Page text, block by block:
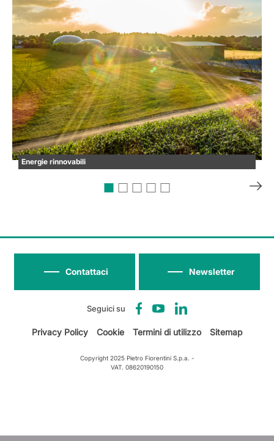
Energie rinnovabili
Seguici su
Newsletter
Contattaci
Privacy Policy Cookie Termini di utilizzo Sitemap
Copyright 2025 Pietro Fiorentini S.p.a. -
VAT. 08620190150